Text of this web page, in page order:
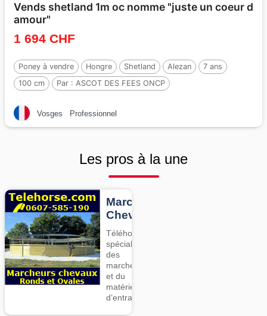
Vends shetland 1m oc nomme "juste un coeur d
amour"
1 694 CHF
Poney à vendre Hongre Shetland Alezan
7 ans
100 cm
Par : ASCOT DES FEES ONCP
Vosges Professionnel
Les pros à la une
Marcheurs
Chevaux
Téléhorse,
spécialiste
des
marcheurs
et du
matériel
d’entrainement